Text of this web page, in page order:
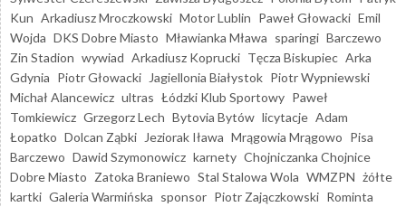
Kun Arkadiusz Mroczkowski Motor Lublin Paweł Głowacki Emil
Wojda DKS Dobre Miasto Mławianka Mława sparingi Barczewo
Zin Stadion wywiad Arkadiusz Koprucki Tęcza Biskupiec Arka
Gdynia Piotr Głowacki Jagiellonia Białystok Piotr Wypniewski
Michał Alancewicz ultras Łódzki Klub Sportowy Paweł
Tomkiewicz Grzegorz Lech Bytovia Bytów licytacje Adam
Łopatko Dolcan Ząbki Jeziorak Iława Mrągowia Mrągowo Pisa
Barczewo Dawid Szymonowicz karnety Chojniczanka Chojnice
Dobre Miasto Zatoka Braniewo Stal Stalowa Wola WMZPN żółte
kartki Galeria Warmińska sponsor Piotr Zajączkowski Rominta